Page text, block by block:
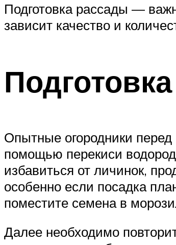
Подготовка рассады —
зависит качество и
Опытные огородники перед
помощью перекиси
избавиться от личинок,
особенно если посадка
поместите семена в
Далее необходимо